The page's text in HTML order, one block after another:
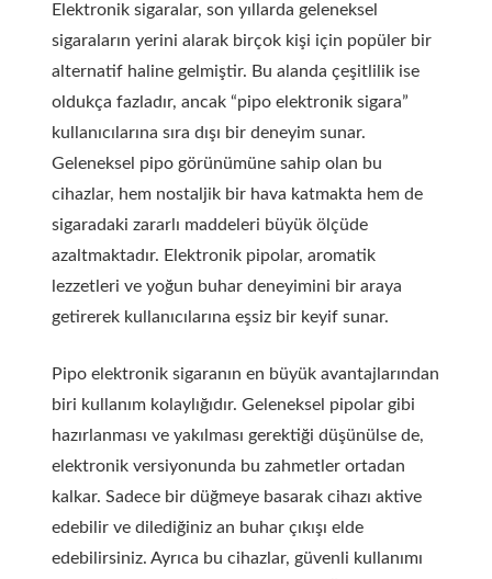
Elektronik sigaralar, son yıllarda geleneksel
sigaraların yerini alarak birçok kişi için popüler bir
alternatif haline gelmiştir. Bu alanda çeşitlilik ise
oldukça fazladır, ancak “pipo elektronik sigara”
kullanıcılarına sıra dışı bir deneyim sunar.
Geleneksel pipo görünümüne sahip olan bu
cihazlar, hem nostaljik bir hava katmakta hem de
sigaradaki zararlı maddeleri büyük ölçüde
azaltmaktadır. Elektronik pipolar, aromatik
lezzetleri ve yoğun buhar deneyimini bir araya
getirerek kullanıcılarına eşsiz bir keyif sunar.
Pipo elektronik sigaranın en büyük avantajlarından
biri kullanım kolaylığıdır. Geleneksel pipolar gibi
hazırlanması ve yakılması gerektiği düşünülse de,
elektronik versiyonunda bu zahmetler ortadan
kalkar. Sadece bir düğmeye basarak cihazı aktive
edebilir ve dilediğiniz an buhar çıkışı elde
edebilirsiniz. Ayrıca bu cihazlar, güvenli kullanımı